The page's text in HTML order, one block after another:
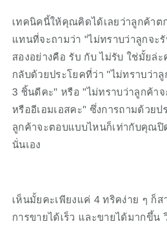
เทคนิคนี้ให้คุณคิดได้เลยว่าลูกค้าต
แทนที่จะถามว่า "ไม่ทราบว่าลูกจะ
สองอย่างคือ รับ กับ ไม่รับ ใช่มั้ยล่
กลับด้วยประโยคที่ว่า "ไม่ทราบว่า
3 ชิ้นดีคะ" หรือ "ไม่ทราบว่าลูกค้าจ
หรืออีเอมเอสคะ" ซึ่งการถามด้วยป
ลูกค้าจะตอบแบบไหนก็เท่ากับคุณปิ
นั่นเอง
เห็นมั้ยคะเพียงแค่ 4 ทริคง่าย ๆ ก็
การขายได้เร็ว และขายได้มากขึ้